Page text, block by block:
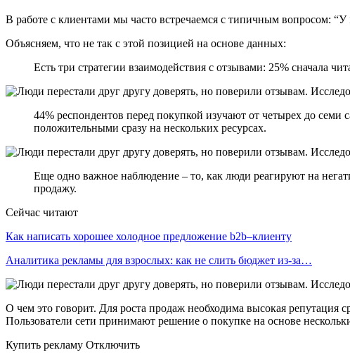
В работе с клиентами мы часто встречаемся с типичным вопросом: “У
Объясняем, что не так с этой позицией на основе данных:
Есть три стратегии взаимодействия с отзывами: 25% сначала
44% респондентов перед покупкой изучают от четырех до
положительными сразу на нескольких ресурсах.
Еще одно важное наблюдение – то, как люди реагируют на
продажу.
Сейчас читают
Как написать хорошее холодное предложение b2b–клиенту
Аналитика рекламы для взрослых: как не слить бюджет из-за…
О чем это говорит. Для роста продаж необходима высокая репутация
Пользователи сети принимают решение о покупке на основе
Купить рекламу Отключить